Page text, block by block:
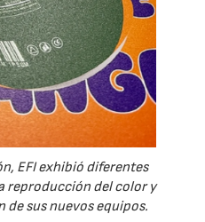
EFI exhibió diferentes
reproducción del color y
de sus nuevos equipos.